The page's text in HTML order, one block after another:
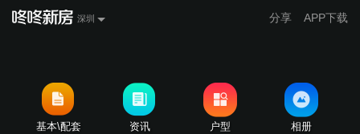
深圳 分享 APP下载
基本\配套 资讯 户型 相册